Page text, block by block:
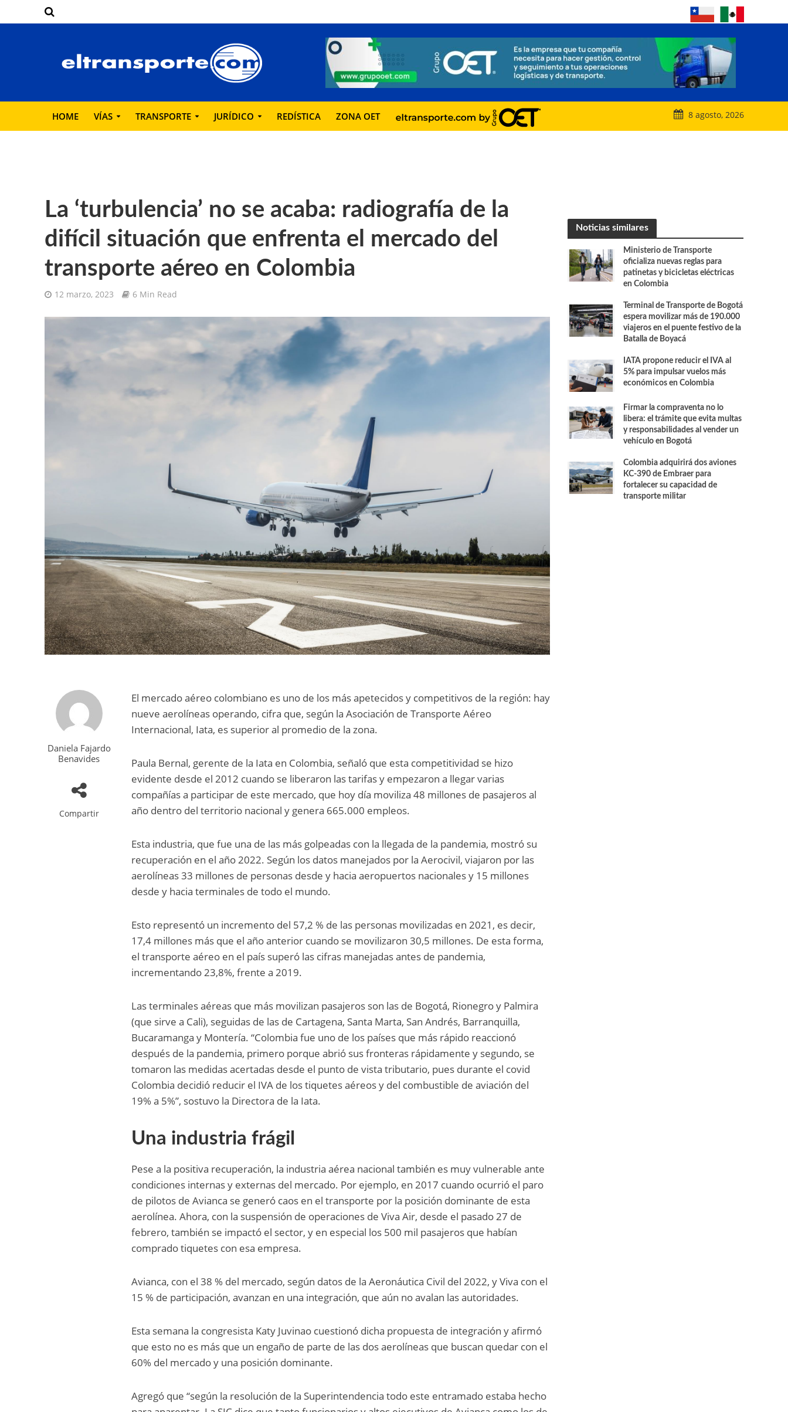
HOME VÍAS TRANSPORTE JURÍDICO REDÍSTICA ZONA OET 8 agosto, 2026
La ‘turbulencia’ no se acaba: radiografía de la
difícil situación que enfrenta el mercado del
transporte aéreo en Colombia
12 marzo, 2023 6 Min Read
Daniela Fajardo
Benavides
Compartir
El mercado aéreo colombiano es uno de los más apetecidos y competitivos de la región: hay
nueve aerolíneas operando, cifra que, según la Asociación de Transporte Aéreo
Internacional, Iata, es superior al promedio de la zona.
Paula Bernal, gerente de la Iata en Colombia, señaló que esta competitividad se hizo
evidente desde el 2012 cuando se liberaron las tarifas y empezaron a llegar varias
compañías a participar de este mercado, que hoy día moviliza 48 millones de pasajeros al
año dentro del territorio nacional y genera 665.000 empleos.
Esta industria, que fue una de las más golpeadas con la llegada de la pandemia, mostró su
recuperación en el año 2022. Según los datos manejados por la Aerocivil, viajaron por las
aerolíneas 33 millones de personas desde y hacia aeropuertos nacionales y 15 millones
desde y hacia terminales de todo el mundo.
Esto representó un incremento del 57,2 % de las personas movilizadas en 2021, es decir,
17,4 millones más que el año anterior cuando se movilizaron 30,5 millones. De esta forma,
el transporte aéreo en el país superó las cifras manejadas antes de pandemia,
incrementando 23,8%, frente a 2019.
Las terminales aéreas que más movilizan pasajeros son las de Bogotá, Rionegro y Palmira
(que sirve a Cali), seguidas de las de Cartagena, Santa Marta, San Andrés, Barranquilla,
Bucaramanga y Montería. “Colombia fue uno de los países que más rápido reaccionó
después de la pandemia, primero porque abrió sus fronteras rápidamente y segundo, se
tomaron las medidas acertadas desde el punto de vista tributario, pues durante el covid
Colombia decidió reducir el IVA de los tiquetes aéreos y del combustible de aviación del
19% a 5%”, sostuvo la Directora de la Iata.
Una industria frágil
Pese a la positiva recuperación, la industria aérea nacional también es muy vulnerable ante
condiciones internas y externas del mercado. Por ejemplo, en 2017 cuando ocurrió el paro
de pilotos de Avianca se generó caos en el transporte por la posición dominante de esta
aerolínea. Ahora, con la suspensión de operaciones de Viva Air, desde el pasado 27 de
febrero, también se impactó el sector, y en especial los 500 mil pasajeros que habían
comprado tiquetes con esa empresa.
Avianca, con el 38 % del mercado, según datos de la Aeronáutica Civil del 2022, y Viva con el
15 % de participación, avanzan en una integración, que aún no avalan las autoridades.
Esta semana la congresista Katy Juvinao cuestionó dicha propuesta de integración y afirmó
que esto no es más que un engaño de parte de las dos aerolíneas que buscan quedar con el
60% del mercado y una posición dominante.
Agregó que “según la resolución de la Superintendencia todo este entramado estaba hecho
Noticias similares
Ministerio de Transporte
oficializa nuevas reglas para
patinetas y bicicletas eléctricas
en Colombia
Terminal de Transporte de Bogotá
espera movilizar más de 190.000
viajeros en el puente festivo de la
Batalla de Boyacá
IATA propone reducir el IVA al
5% para impulsar vuelos más
económicos en Colombia
Firmar la compraventa no lo
libera: el trámite que evita multas
y responsabilidades al vender un
vehículo en Bogotá
Colombia adquirirá dos aviones
KC-390 de Embraer para
fortalecer su capacidad de
transporte militar